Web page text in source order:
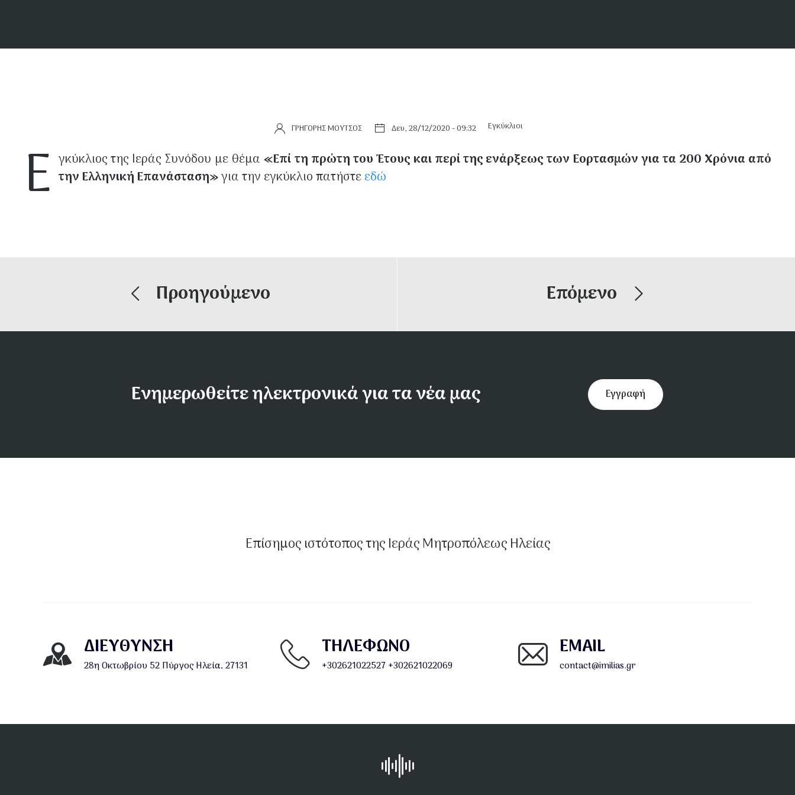
ΓΡΗΓΟΡΗΣ ΜΟΥΤΣΟΣ Δευ, 28/12/2020 - 09:32 Εγκύκλιοι
Ε γκύκλιος της Ιεράς Συνόδου με θέμα «Επί τη πρώτη του Έτους και περί της ενάρξεως των Εορτασμών για τα 200 Χρόνια από
την Ελληνική Επανάσταση»για την εγκύκλιο πατήστεεδώ
Προηγούμενο Επόμενο
Ενημερωθείτε ηλεκτρονικά για τα νέα μας Εγγραφή
Επίσημος ιστότοπος της Ιεράς Μητροπόλεως Ηλείας
ΔΙΕΎΘΥΝΣΗ
28η Οκτωβρίου 52 Πύργος Ηλεία, 27131
ΤΗΛΕΦΩΝΟ
+302621022527 +302621022069
EMAIL
contact@imilias.gr